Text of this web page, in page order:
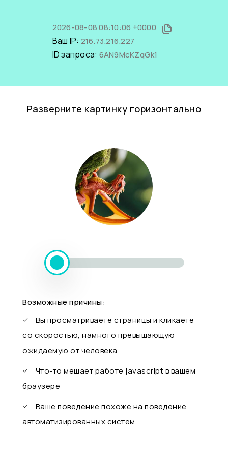
2026-08-08 08:10:06 +0000
Ваш IP: 216.73.216.227
ID запроса: 6AN9McKZqGk1
Разверните картинку горизонтально
Возможные причины:
Вы просматриваете страницы и кликаете
со скоростью, намного превышающую
ожидаемую от человека
Что-то мешает работе javascript в вашем
браузере
Ваше поведение похоже на поведение
автоматизированных систем